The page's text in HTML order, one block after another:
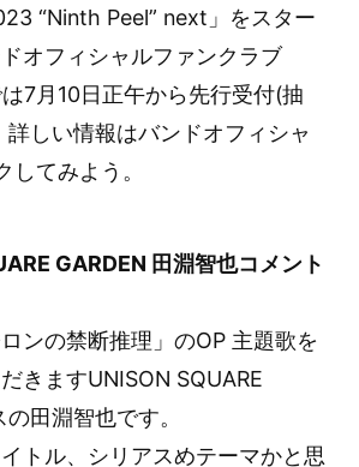
“Ninth Peel” next」をスター
オフィシャルファンクラブ
は7月10日正午から先行受付(抽
しい情報はバンドオフィシャ
してみよう。
GARDEN 田淵智也コメント
ンの禁断推理」のOP 主題歌を
きますUNISON SQUARE
田淵智也です。
トル、シリアスめテーマかと思